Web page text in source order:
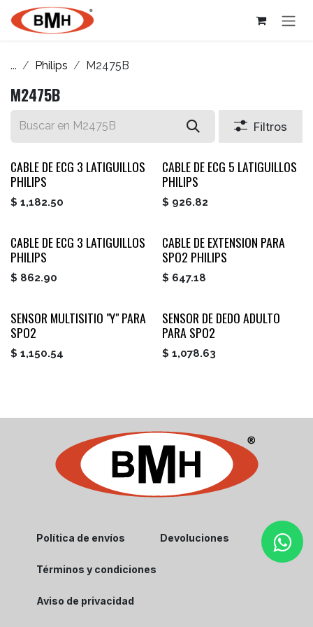
Ir al contenido
... Philips M2475B
M2475B
Filtros
CABLE DE ECG 3 LATIGUILLOS
PHILIPS
$ 1,182.50
CABLE DE ECG 5 LATIGUILLOS
PHILIPS
$ 926.82
CABLE DE ECG 3 LATIGUILLOS
PHILIPS
$ 862.90
CABLE DE EXTENSION PARA
SPO2 PHILIPS
$ 647.18
SENSOR MULTISITIO "Y" PARA
SPO2
$ 1,150.54
SENSOR DE DEDO ADULTO
PARA SPO2
$ 1,078.63
Política de envíos Devoluciones
Términos y condiciones
Aviso de privacidad